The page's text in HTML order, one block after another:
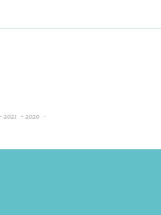
2021
septembre
- 2020 -